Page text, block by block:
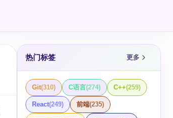
热门标签 更多
Git(310) C语言(274) C++(259)
React(249) 前端(235)